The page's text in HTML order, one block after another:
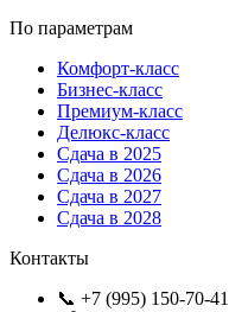
По параметрам
Комфорт-класс
Бизнес-класс
Премиум-класс
Делюкс-класс
Сдача в 2025
Сдача в 2026
Сдача в 2027
Сдача в 2028
Контакты
📞 +7 (995) 150-70-41